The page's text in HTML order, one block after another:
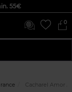
55€
0
Cacharel Amor